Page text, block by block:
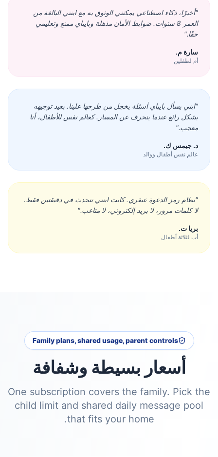
"أخيرًا، ذكاء اصطناعي يمكنني الوثوق به مع ابنتي البالغة من
العمر 8 سنوات. ضوابط الأمان مذهلة وبايباي ممتع وتعليمي
حقًا."
سارة م.
أم لطفلين
"ابني يسأل بايباي أسئلة يخجل من طرحها علينا. يعيد توجيهه
بشكل رائع عندما ينحرف عن المسار. كعالم نفس للأطفال، أنا
معجب."
د. جيمس ك.
عالم نفس أطفال ووالد
"نظام رمز الدعوة عبقري. كانت ابنتي تتحدث في دقيقتين فقط.
لا كلمات مرور، لا بريد إلكتروني، لا متاعب."
بريا ت.
أب لثلاثة أطفال
Family plans, shared usage, parent controls
أسعار بسيطة وشفافة
One subscription covers the family. Pick the
child limit and shared daily message pool
that fits your home.